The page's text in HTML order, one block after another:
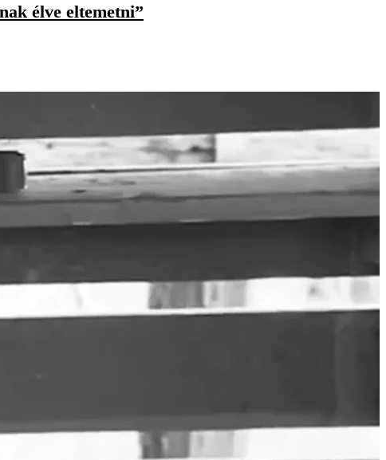
élve eltemetni”